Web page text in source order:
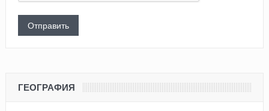
ГЕОГРАФИЯ